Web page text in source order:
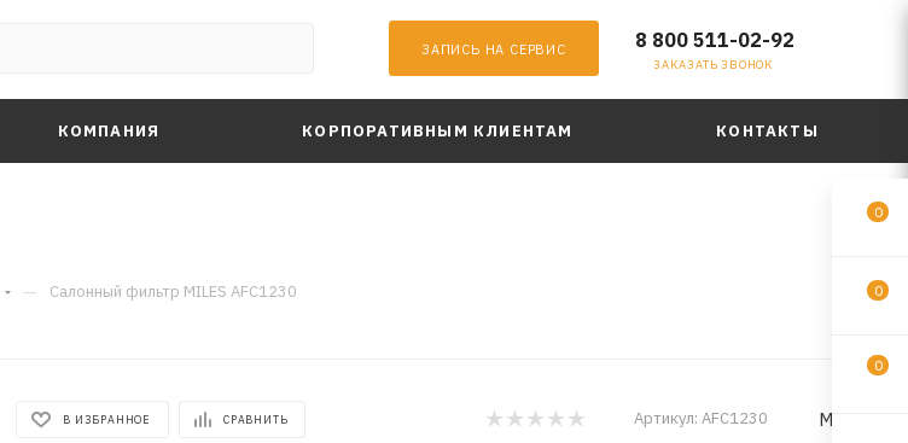
ЗАПИСЬ НА СЕРВИС 8 800 511-02-92
ЗАКАЗАТЬ ЗВОНОК
КОМПАНИЯ КОРПОРАТИВНЫМ КЛИЕНТАМ КОНТАКТЫ
— Салонный фильтр MILES AFC1230
В ИЗБРАННОЕ СРАВНИТЬ Артикул: AFC1230 MILES
0
0
0